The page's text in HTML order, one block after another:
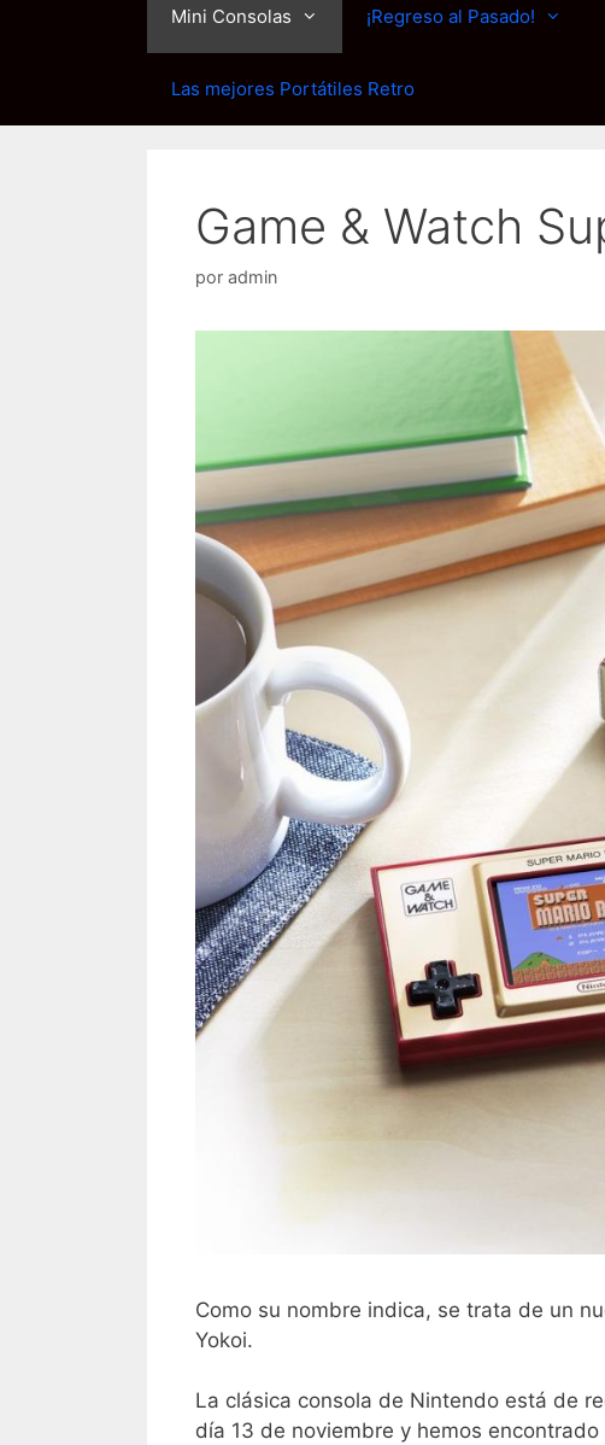
Mini Consolas ¡Regreso al Pasado!
Las mejores Portátiles Retro
Game & Watch
por admin
Como su nombre indica, se trata de un
Yokoi.
La clásica consola de Nintendo está de
día 13 de noviembre y hemos